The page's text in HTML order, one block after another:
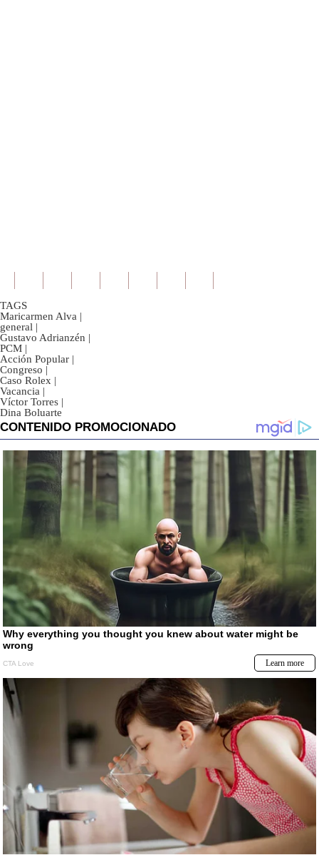
TAGS
Maricarmen Alva |
general |
Gustavo Adrianzén |
PCM |
Acción Popular |
Congreso |
Caso Rolex |
Vacancia |
Víctor Torres |
Dina Boluarte